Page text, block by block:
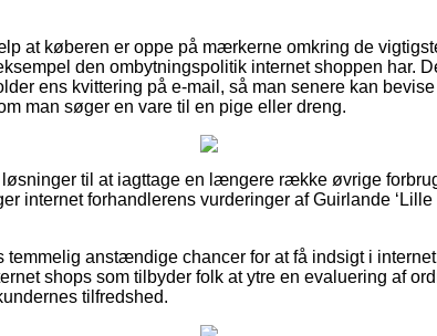
at køberen er oppe på mærkerne omkring de
den ombytningspolitik internet shoppen har.
ens kvittering på e-mail, så man senere kan
man søger en vare til en pige eller dreng.
til at iagttage en længere række øvrige
internet forhandlerens vurderinger af Guirlande ‘Lille
temmelig anstændige chancer for at få indsigt i
shops som tilbyder folk at ytre en evaluering af
tilfredshed.